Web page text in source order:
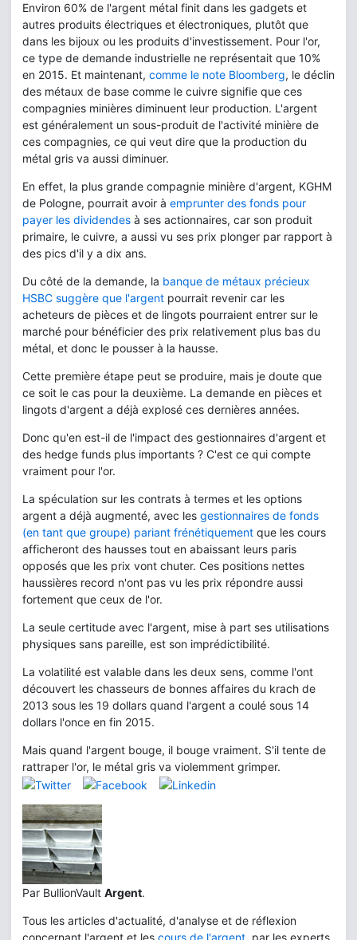
Environ 60% de l'argent métal finit dans les gadgets et
autres produits électriques et électroniques, plutôt que
dans les bijoux ou les produits d'investissement. Pour l'or,
ce type de demande industrielle ne représentait que 10%
en 2015. Et maintenant, comme le note Bloomberg, le déclin
des métaux de base comme le cuivre signifie que ces
compagnies minières diminuent leur production. L'argent
est généralement un sous-produit de l'activité minière de
ces compagnies, ce qui veut dire que la production du
métal gris va aussi diminuer.
En effet, la plus grande compagnie minière d'argent, KGHM
de Pologne, pourrait avoir à emprunter des fonds pour
payer les dividendes à ses actionnaires, car son produit
primaire, le cuivre, a aussi vu ses prix plonger par rapport à
des pics d'il y a dix ans.
Du côté de la demande, la banque de métaux précieux
HSBC suggère que l'argent pourrait revenir car les
acheteurs de pièces et de lingots pourraient entrer sur le
marché pour bénéficier des prix relativement plus bas du
métal, et donc le pousser à la hausse.
Cette première étape peut se produire, mais je doute que
ce soit le cas pour la deuxième. La demande en pièces et
lingots d'argent a déjà explosé ces dernières années.
Donc qu'en est-il de l'impact des gestionnaires d'argent et
des hedge funds plus importants ? C'est ce qui compte
vraiment pour l'or.
La spéculation sur les contrats à termes et les options
argent a déjà augmenté, avec les gestionnaires de fonds
(en tant que groupe) pariant frénétiquement que les cours
afficheront des hausses tout en abaissant leurs paris
opposés que les prix vont chuter. Ces positions nettes
haussières record n'ont pas vu les prix répondre aussi
fortement que ceux de l'or.
La seule certitude avec l'argent, mise à part ses utilisations
physiques sans pareille, est son imprédictibilité.
La volatilité est valable dans les deux sens, comme l'ont
découvert les chasseurs de bonnes affaires du krach de
2013 sous les 19 dollars quand l'argent a coulé sous 14
dollars l'once en fin 2015.
Mais quand l'argent bouge, il bouge vraiment. S'il tente de
rattraper l'or, le métal gris va violemment grimper.
Par BullionVault Argent.
Tous les articles d'actualité, d'analyse et de réflexion
concernant l'argent et les cours de l'argent , par les experts